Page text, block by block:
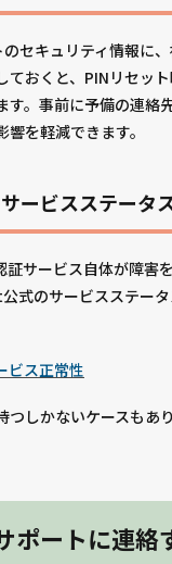
セキュリティ情報に
ておくと、PINリセッ
。事前に予備の連絡
を軽減できます。
ビスステータ
サービス自体が障害
式のサービスステー
ス正常性
つしかないケースもあ
ートに連絡